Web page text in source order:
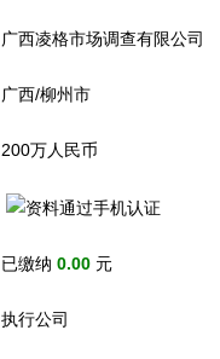
广西凌格市场调查有限公司
广西/柳州市
200万人民币
已缴纳 0.00 元
执行公司